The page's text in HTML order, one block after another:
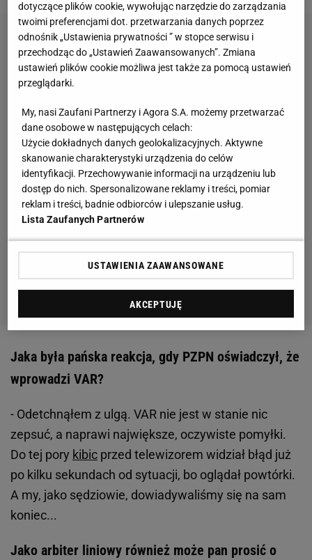
Jaka była pańska reakcja, gdy PZPN oświadczył, że
wprowadzi VAR?
- Odetchnąłem z ulgą. VAR nie jest w stanie nic
zepsuć, a naprawi największe, oczywiste pomyłki.
Do tej pory kibic przed telewizorem widział błąd już
po kilku sekundach od sytuacji, bo oglądał powtórki.
A my, jako sędziowie, dowiadywaliśmy się na sam
koniec...
Jako arbiter liniowy również może pan prosić o
dotyczące plików cookie, wywołując narzędzie do zarządzania
twoimi preferencjami dot. przetwarzania danych poprzez
odnośnik „Ustawienia prywatności ” w stopce serwisu i
przechodząc do „Ustawień Zaawansowanych”. Zmiana
ustawień plików cookie możliwa jest także za pomocą ustawień
przeglądarki.
My, nasi Zaufani Partnerzy i Agora S.A. możemy przetwarzać
dane osobowe w następujących celach:
Użycie dokładnych danych geolokalizacyjnych. Aktywne
skanowanie charakterystyki urządzenia do celów
identyfikacji. Przechowywanie informacji na urządzeniu lub
dostęp do nich. Spersonalizowane reklamy i treści, pomiar
reklam i treści, badnie odbiorców i ulepszanie usług.
Lista Zaufanych Partnerów
USTAWIENIA ZAAWANSOWANE
AKCEPTUJĘ